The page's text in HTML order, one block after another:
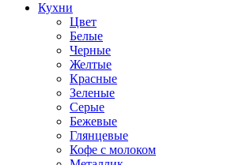
Кухни
Цвет
Белые
Черные
Желтые
Красные
Зеленые
Серые
Бежевые
Глянцевые
Кофе с молоком